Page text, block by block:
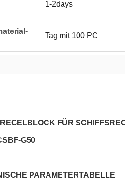
1-2days
Tag mit 100 PC
FÜR
G50
PARAMETERTABELLE